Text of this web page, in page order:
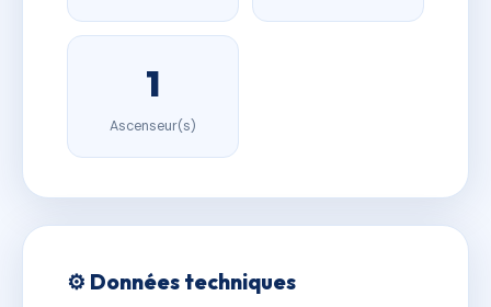
1
Ascenseur(s)
⚙️ Données techniques